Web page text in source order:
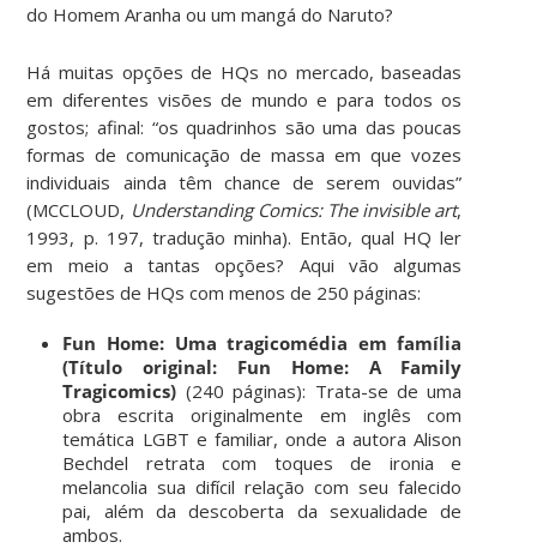
do Homem Aranha ou um mangá do Naruto?
Há muitas opções de HQs no mercado, baseadas
em diferentes visões de mundo e para todos os
gostos; afinal: “os quadrinhos são uma das poucas
formas de comunicação de massa em que vozes
individuais ainda têm chance de serem ouvidas”
(MCCLOUD, Understanding Comics: The invisible art,
1993, p. 197, tradução minha). Então, qual HQ ler
em meio a tantas opções? Aqui vão algumas
sugestões de HQs com menos de 250 páginas:
Fun Home: Uma tragicomédia em família
(Título original: Fun Home: A Family
Tragicomics) (240 páginas): Trata-se de uma
obra escrita originalmente em inglês com
temática LGBT e familiar, onde a autora Alison
Bechdel retrata com toques de ironia e
melancolia sua difícil relação com seu falecido
pai, além da descoberta da sexualidade de
ambos.